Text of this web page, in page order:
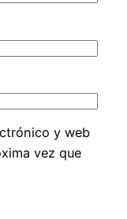
y web
vez que